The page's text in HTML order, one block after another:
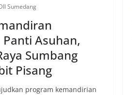
Sumedang
Asuhan,
Sumbang
Pisang
program kemandirian